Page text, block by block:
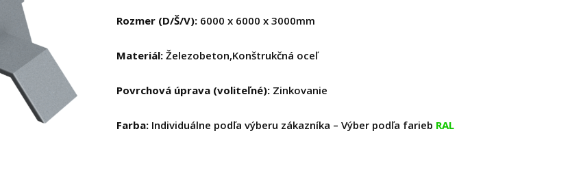
Rozmer (D/Š/V): 6000 x 6000 x 3000mm
Materiál: Železobeton,Konštrukčná oceľ
Povrchová úprava (voliteľné): Zinkovanie
Farba: Individuálne podľa výberu zákazníka – Výber podľa farieb RAL